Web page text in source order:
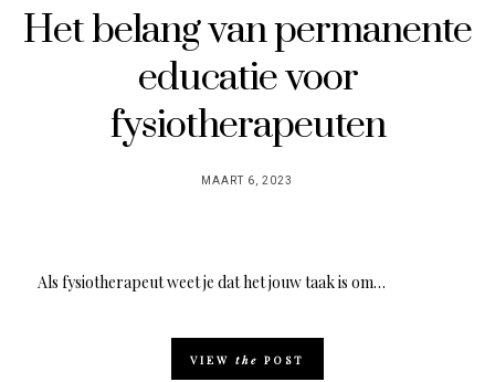
Het belang van permanente
educatie voor
fysiotherapeuten
POSTED
MAART 6, 2023
Als fysiotherapeut weet je dat het jouw taak is om…
VIEW the POST